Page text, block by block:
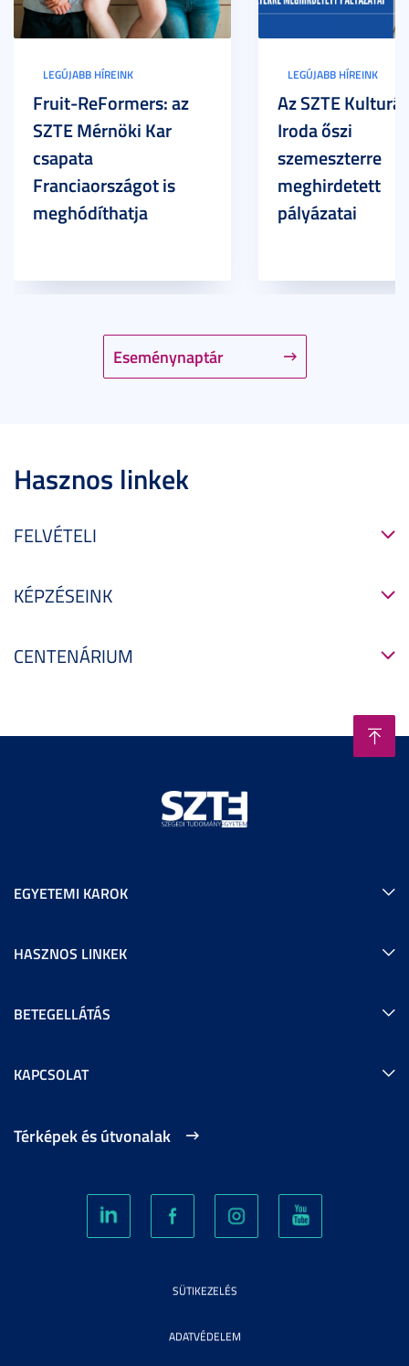
Eseménynaptár
LEGÚJABB HÍREINK
Fruit-ReFormers: az
SZTE Mérnöki Kar
csapata
Franciaországot is
meghódíthatja
LEGÚJABB HÍREINK
Az SZTE
Iroda őszi
szemeszterre
meghirdetett
pályázatai
Hasznos linkek
FELVÉTELI
KÉPZÉSEINK
CENTENÁRIUM
EGYETEMI KAROK
HASZNOS LINKEK
BETEGELLÁTÁS
KAPCSOLAT
Térképek és útvonalak
SÜTIKEZELÉS
ADATVÉDELEM